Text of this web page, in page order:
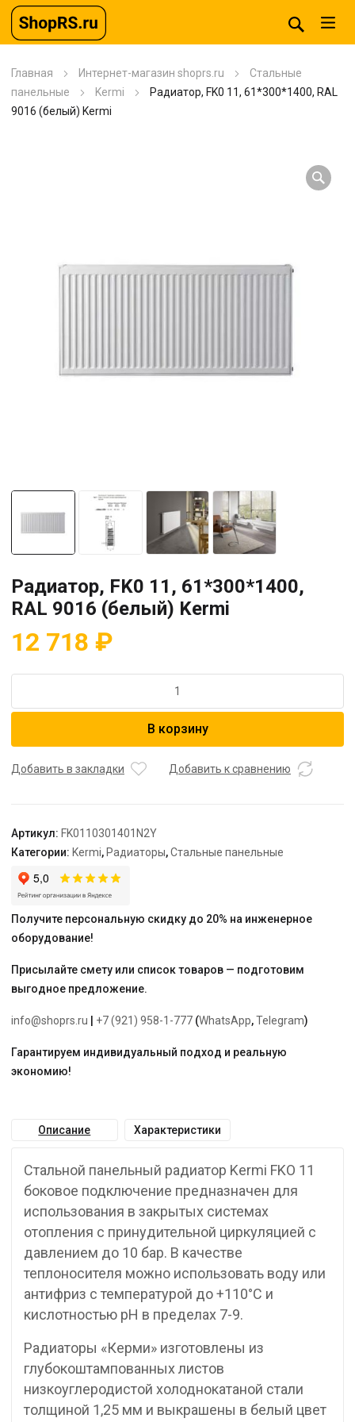
Главная Интернет-магазин shoprs.ru
Стальные
панельные
Kermi
Радиатор, FK0 11, 61*300*1400, RAL
9016 (белый) Kermi
Радиатор, FK0 11, 61*300*1400,
RAL 9016 (белый) Kermi
12 718 ₽
Радиатор,
61*300*1400,
Kermi
В корзину
Добавить в закладки Добавить к сравнению
Артикул: FK0110301401N2Y
Категории: Kermi, Радиаторы,Стальные панельные
Получите персональную скидку до 20% на инженерное
оборудование!
Присылайте смету или список товаров — подготовим
выгодное предложение.
info@shoprs.ru +7 (921) 958-1-777 (WhatsApp,Telegram)
Гарантируем индивидуальный подход и реальную
экономию!
Описание Характеристики
Стальной панельный радиатор Kermi FKO 11
боковое подключение предназначен для
использования в закрытых системах
отопления с принудительной циркуляцией с
давлением до 10 бар. В качестве
теплоносителя можно использовать воду или
антифриз с температурой до +110°C и
кислотностью pH в пределах 7-9.
Радиаторы «Керми» изготовлены из
глубокоштампованных листов
низкоуглеродистой холоднокатаной стали
толщиной 1,25 мм и выкрашены в белый цвет